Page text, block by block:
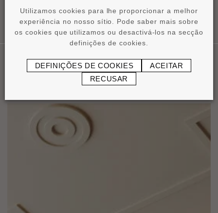
Nossas Aplicaçôes
Utilizamos cookies para lhe proporcionar a melhor
experiência no nosso sítio. Pode saber mais sobre
os cookies que utilizamos ou desactivá-los na secção
definições de cookies.
DEFINIÇÕES DE COOKIES
ACEITAR
RECUSAR